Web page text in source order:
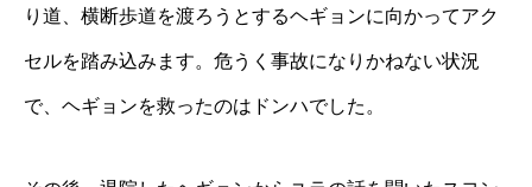
り道、横断歩道を渡ろうとするヘギョンに向かってアク
セルを踏み込みます。危うく事故になりかねない状況
で、ヘギョンを救ったのはドンハでした。